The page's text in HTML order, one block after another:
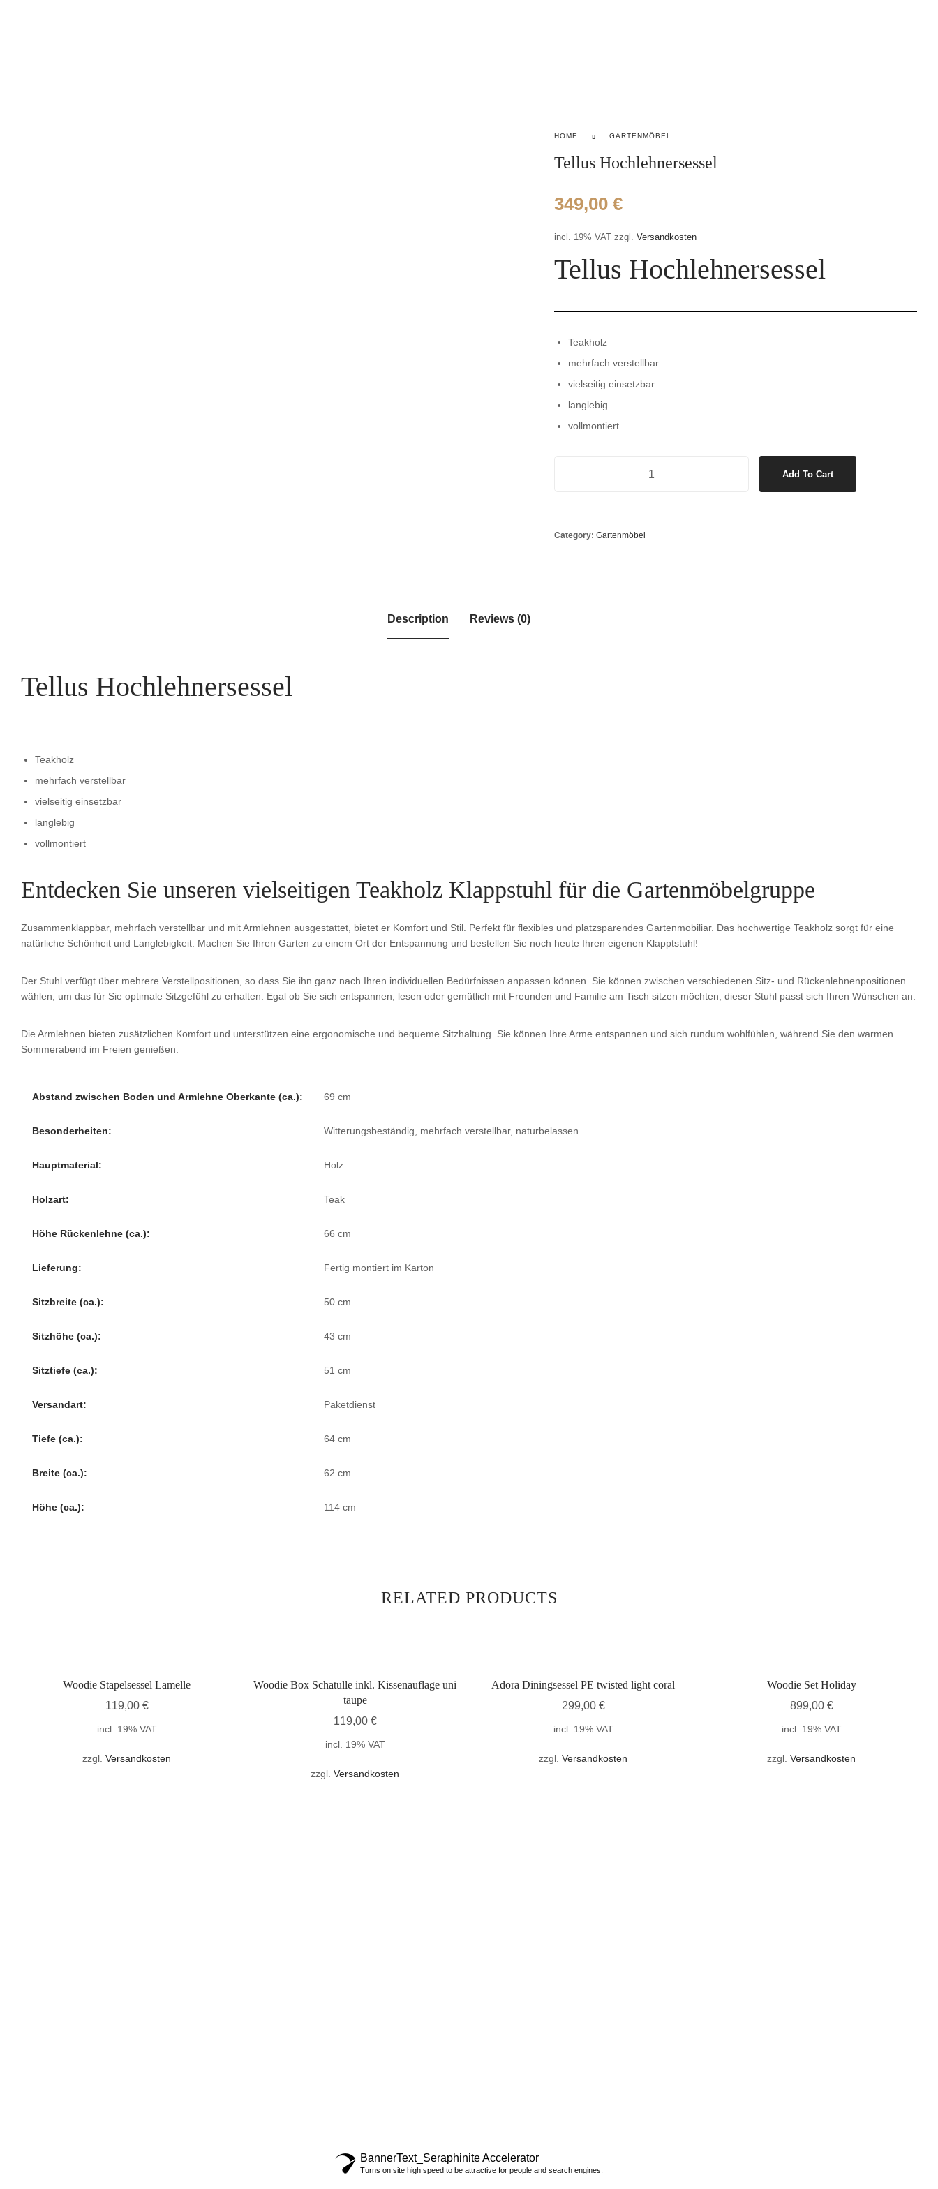
HOME GARTENMÖBEL
Tellus Hochlehnersessel
349,00 €
incl. 19% VAT zzgl. Versandkosten
Tellus Hochlehnersessel
Teakholz
mehrfach verstellbar
vielseitig einsetzbar
langlebig
vollmontiert
Add To Cart
Category: Gartenmöbel
Description Reviews (0)
Tellus Hochlehnersessel
Teakholz
mehrfach verstellbar
vielseitig einsetzbar
langlebig
vollmontiert
Entdecken Sie unseren vielseitigen Teakholz Klappstuhl für die Gartenmöbelgruppe
Zusammenklappbar, mehrfach verstellbar und mit Armlehnen ausgestattet, bietet er Komfort und Stil. Perfekt für flexibles und platzsparendes Gartenmobiliar. Das hochwertige Teakholz sorgt für eine
natürliche Schönheit und Langlebigkeit. Machen Sie Ihren Garten zu einem Ort der Entspannung und bestellen Sie noch heute Ihren eigenen Klapptstuhl!
Der Stuhl verfügt über mehrere Verstellpositionen, so dass Sie ihn ganz nach Ihren individuellen Bedürfnissen anpassen können. Sie können zwischen verschiedenen Sitz- und Rückenlehnenpositionen
wählen, um das für Sie optimale Sitzgefühl zu erhalten. Egal ob Sie sich entspannen, lesen oder gemütlich mit Freunden und Familie am Tisch sitzen möchten, dieser Stuhl passt sich Ihren Wünschen an.
Die Armlehnen bieten zusätzlichen Komfort und unterstützen eine ergonomische und bequeme Sitzhaltung. Sie können Ihre Arme entspannen und sich rundum wohlfühlen, während Sie den warmen
Sommerabend im Freien genießen.
Abstand zwischen Boden und Armlehne Oberkante (ca.): 69 cm
Besonderheiten: Witterungsbeständig, mehrfach verstellbar, naturbelassen
Hauptmaterial: Holz
Holzart: Teak
Höhe Rückenlehne (ca.): 66 cm
Lieferung: Fertig montiert im Karton
Sitzbreite (ca.): 50 cm
Sitzhöhe (ca.): 43 cm
Sitztiefe (ca.): 51 cm
Versandart: Paketdienst
Tiefe (ca.): 64 cm
Breite (ca.): 62 cm
Höhe (ca.): 114 cm
RELATED PRODUCTS
Woodie Stapelsessel Lamelle
119,00 €
incl. 19% VAT
zzgl. Versandkosten
Woodie Box Schatulle inkl. Kissenauflage uni
taupe
119,00 €
incl. 19% VAT
zzgl. Versandkosten
Adora Diningsessel PE twisted light coral
299,00 €
incl. 19% VAT
zzgl. Versandkosten
Woodie Set Holiday
899,00 €
incl. 19% VAT
zzgl. Versandkosten
BannerText_Seraphinite Accelerator
Turns on site high speed to be attractive for people and search engines.